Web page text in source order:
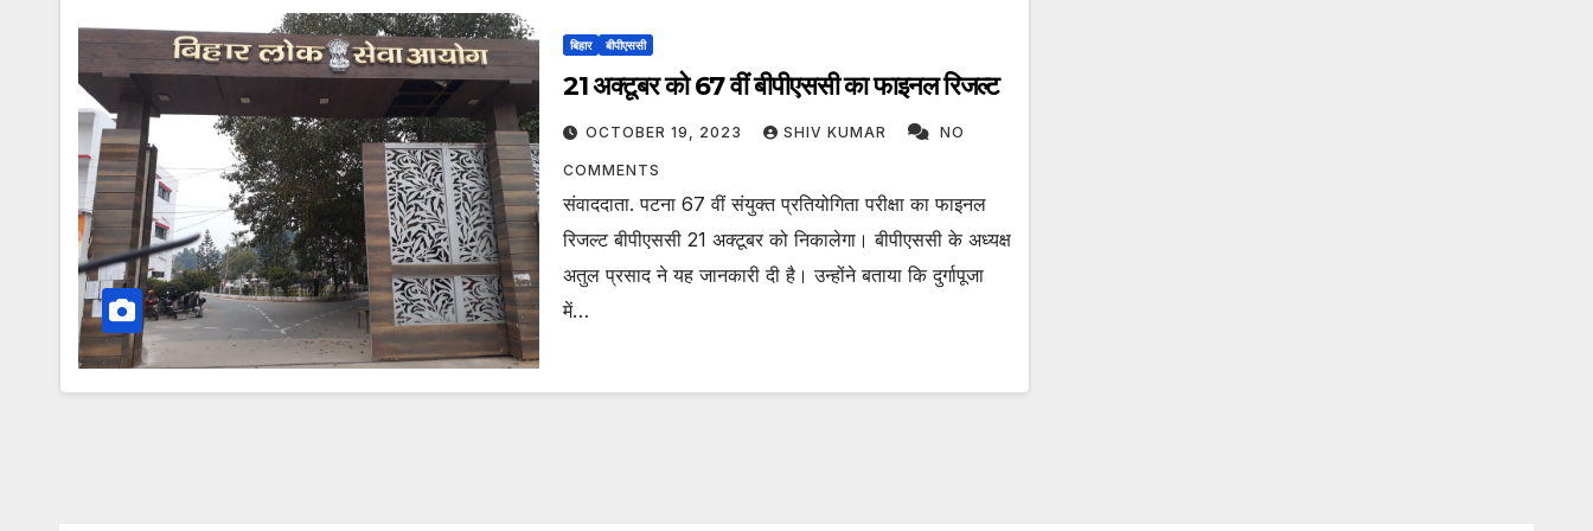
बिहार बीपीएससी
21 अक्टूबर को 67 वीं बीपीएससी का फाइनल रिजल्ट
OCTOBER 19, 2023 SHIV KUMAR NO
COMMENTS
संवाददाता. पटना 67 वीं संयुक्त प्रतियोगिता परीक्षा का फाइनल
रिजल्ट बीपीएससी 21 अक्टूबर को निकालेगा। बीपीएससी के अध्यक्ष
अतुल प्रसाद ने यह जानकारी दी है। उन्होंने बताया कि दुर्गापूजा
में…